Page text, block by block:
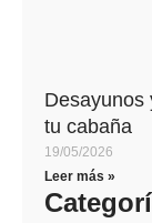
Desayunos
tu cabaña
19/05/2026
Leer más »